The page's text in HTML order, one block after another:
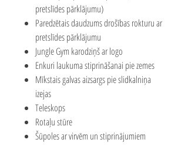
pretslīdes pārklājumu)
Paredzētais daudzums drošības rokturu ar
pretslīdes pārklājumu
Jungle Gym karodziņš ar logo
Enkuri laukuma stiprināšanai pie zemes
Mīkstais galvas aizsargs pie slidkalniņa
izejas
Teleskops
Rotaļu stūre
Šūpoles ar virvēm un stiprinājumiem